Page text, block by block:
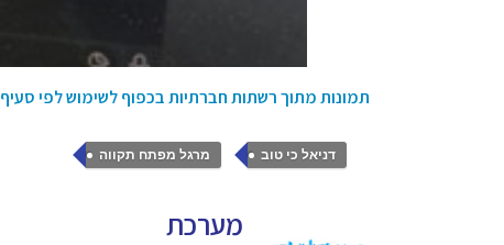
תמונות מתוך רשתות חברתיות בכפוף לשימוש לפי סעיף 27 א לחוק זכויות יוצרים
דניאל כי טוב , מרגל מפתח תקווה
מערכת